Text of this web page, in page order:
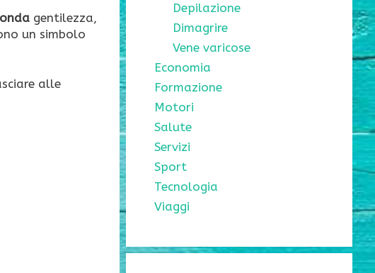
gentilezza,
un simbolo
alle
Depilazione
Dimagrire
Vene varicose
Economia
Formazione
Motori
Salute
Servizi
Sport
Tecnologia
Viaggi